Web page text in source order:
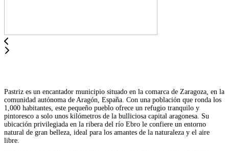
Pastriz es un encantador municipio situado en la comarca de Zaragoza, en la
comunidad autónoma de Aragón, España. Con una población que ronda los
1,000 habitantes, este pequeño pueblo ofrece un refugio tranquilo y
pintoresco a solo unos kilómetros de la bulliciosa capital aragonesa. Su
ubicación privilegiada en la ribera del río Ebro le confiere un entorno
natural de gran belleza, ideal para los amantes de la naturaleza y el aire
libre.